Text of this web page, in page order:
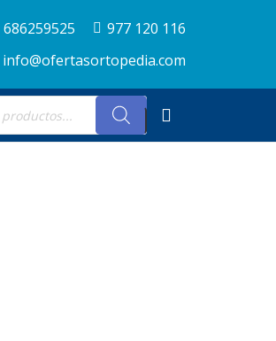
686259525
977 120 116
info@ofertasortopedia.com